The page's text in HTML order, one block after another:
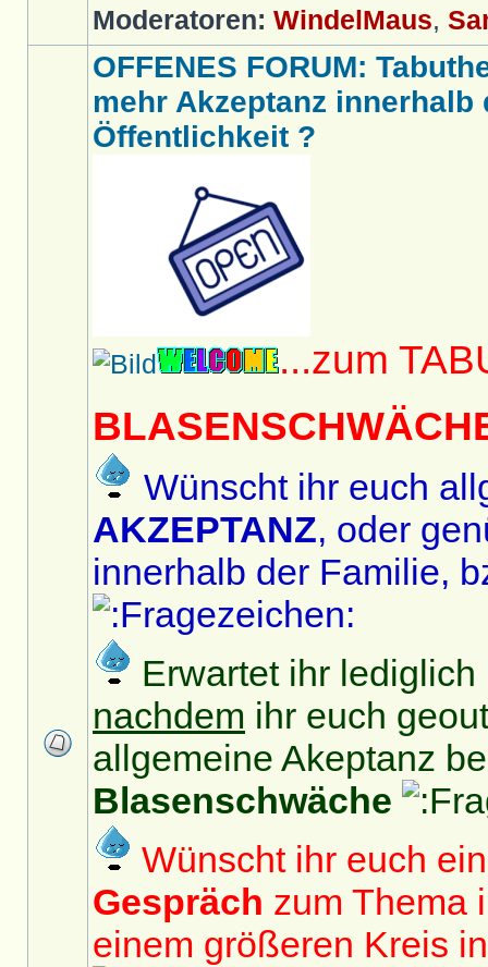
Moderatoren: WindelMaus,
OFFENES FORUM:
mehr Akzeptanz
Öffentlichkeit ?
...zum
Wünscht ihr euch
AKZEPTANZ, oder
innerhalb der Familie,
Erwartet ihr lediglich
nachdem ihr euch
allgemeine Akeptanz
Blasenschwäche
Wünscht ihr euch
Gespräch zum Thema
einem größeren Kreis